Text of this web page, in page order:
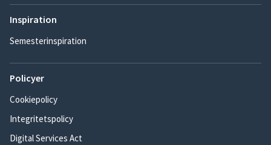
Inspiration
Semesterinspiration
Policyer
Cookiepolicy
Integritetspolicy
Digital Services Act